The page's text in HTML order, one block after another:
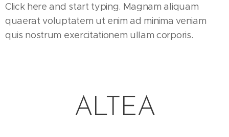
Click here and start typing. Magnam aliquam
quaerat voluptatem ut enim ad minima veniam
quis nostrum exercitationem ullam corporis.
ALTEA